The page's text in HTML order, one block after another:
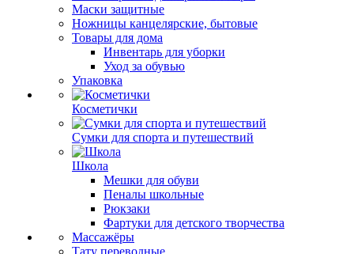
Маски защитные
Ножницы канцелярские, бытовые
Товары для дома
Инвентарь для уборки
Уход за обувью
Упаковка
Косметички
Сумки для спорта и путешествий
Школа
Мешки для обуви
Пеналы школьные
Рюкзаки
Фартуки для детского творчества
Массажёры
Тату переводные